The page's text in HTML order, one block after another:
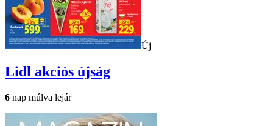
Új
Lidl akciós újság
6 nap múlva lejár